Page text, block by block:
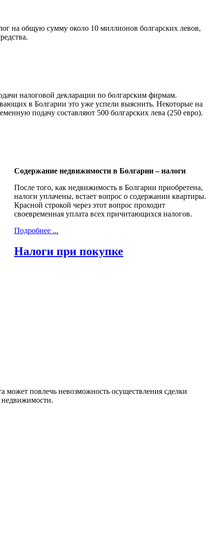
на общую сумму около 10 миллионов болгарских левов,
налоговой декларации по болгарским фирмам.
в Болгарии это уже успели выяснить. Некоторые на
подачу составляют 500 болгарских лева (250 евро).
Содержание недвижимости в Болгарии – налоги
После того, как недвижимость в Болгарии приобретена,
налоги уплачены, встает вопрос о содержании квартиры.
Красной строкой через этот вопрос проходит
своевременная уплата всех причитающихся налогов.
Подробнее ...
Налоги при покупке
может повлечь невозможность осуществления сделки
недвижимости.